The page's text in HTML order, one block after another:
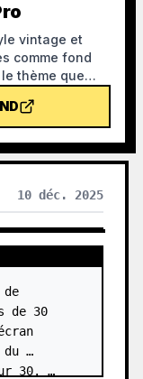
vintage et
comme fond
thème que
quelles cartes
cartes de
complet de
détaillés et
tâches
de
10 déc. 2025
de 30
30. …